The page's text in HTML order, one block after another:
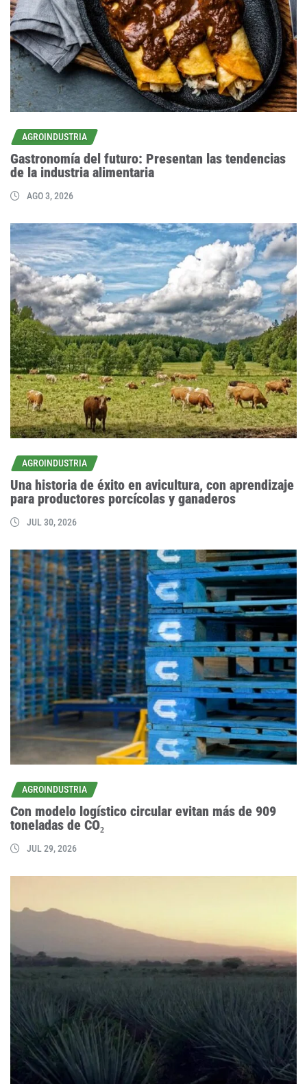
AGROINDUSTRIA
Gastronomía del futuro: Presentan las tendencias
de la industria alimentaria
AGO 3, 2026
AGROINDUSTRIA
Una historia de éxito en avicultura, con aprendizaje
para productores porcícolas y ganaderos
JUL 30, 2026
AGROINDUSTRIA
Con modelo logístico circular evitan más de 909
toneladas de CO₂
JUL 29, 2026